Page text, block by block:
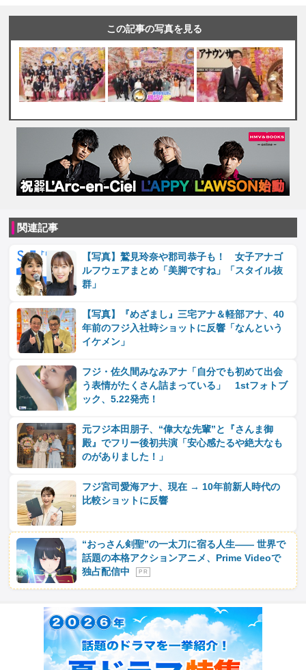
この記事の写真を見る
関連記事
【写真】鷲見玲奈や郡司恭子も！ 女子アナゴ
ルフウェアまとめ「美脚ですね」「スタイル抜
群」
【写真】『めざまし』三宅アナ＆軽部アナ、40
年前のフジ入社時ショットに反響「なんという
イケメン」
フジ・佐久間みなみアナ「自分でも初めて出会
う表情がたくさん詰まっている」 1stフォトブ
ック、5.22発売！
元フジ本田朋子、“偉大な先輩”と『さんま御
殿』でフリー後初共演「安心感たるや絶大なも
のがありました！」
フジ宮司愛海アナ、現在 → 10年前新人時代の
比較ショットに反響
“おっさん剣聖”の一太刀に宿る人生―― 世界で
話題の本格アクションアニメ、Prime Videoで
独占配信中
P R